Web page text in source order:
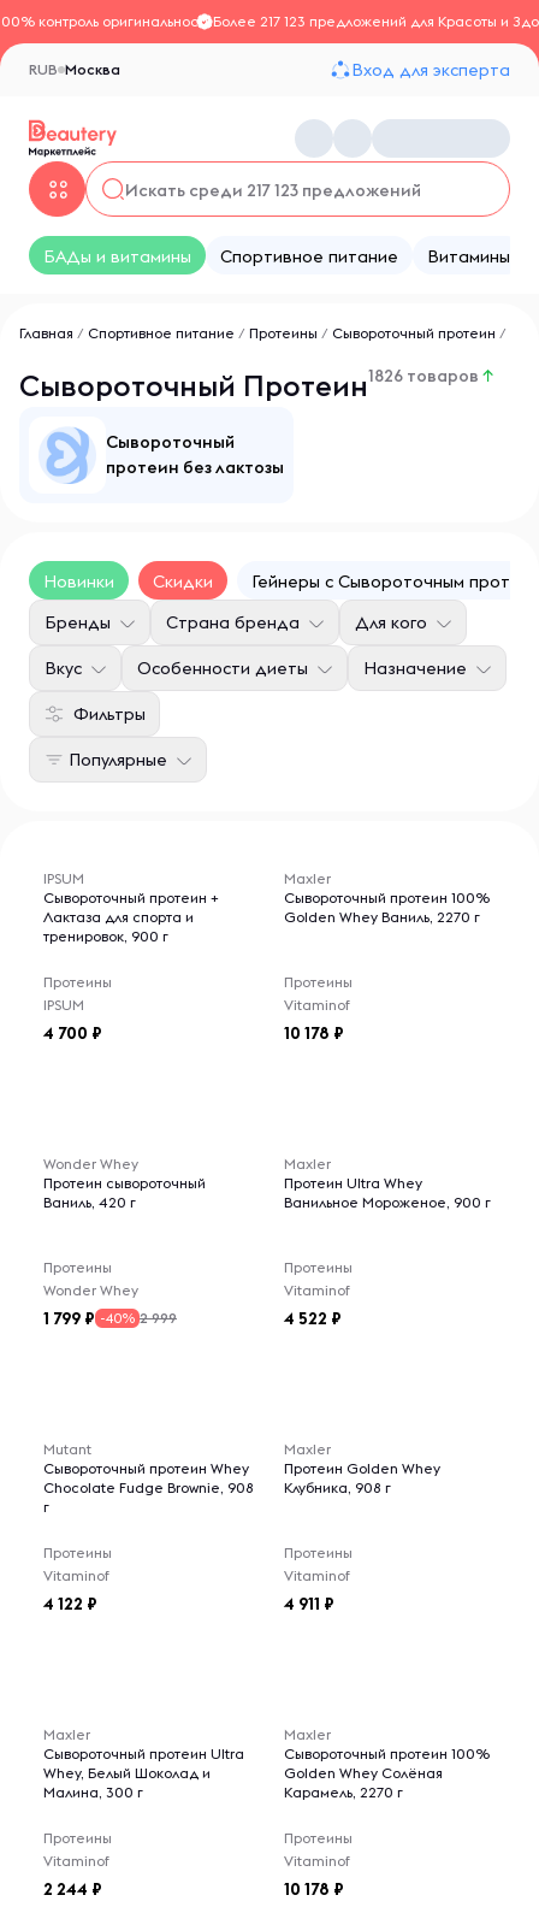
контроль оригинальностиБолее 217 123 предложений для Красоты и
Москва
RUB Вход для эксперта
БАДы и витамины Спортивное питание Витамины
Главная / Спортивное питание / Протеины / Сывороточный протеин /
Сывороточный Протеин1826 товаров ↑
Сывороточный
протеин без лактозы
Новинки Скидки Гейнеры с Сывороточным
Фильтры
Бренды Страна бренда Для кого
Вкус Особенности диеты Назначение
Популярные
IPSUM
Сывороточный протеин +
Лактаза для спорта и
тренировок, 900 г
Протеины
IPSUM
4 700
Maxler
Сывороточный протеин 100%
Golden Whey Ваниль, 2270 г
Протеины
Vitaminof
10 178
Wonder Whey
Протеин сывороточный
Ваниль, 420 г
Протеины
Wonder Whey
1 799 -40% 2 999
Maxler
Протеин Ultra Whey
Ванильное Мороженое, 900 г
Протеины
Vitaminof
4 522
Mutant
Сывороточный протеин Whey
Chocolate Fudge Brownie, 908
г
Протеины
Vitaminof
4 122
Maxler
Протеин Golden Whey
Клубника, 908 г
Протеины
Vitaminof
4 911
Maxler
Сывороточный протеин Ultra
Whey, Белый Шоколад и
Малина, 300 г
Протеины
Vitaminof
2 244
Maxler
Сывороточный протеин 100%
Golden Whey Солёная
Карамель, 2270 г
Протеины
Vitaminof
10 178